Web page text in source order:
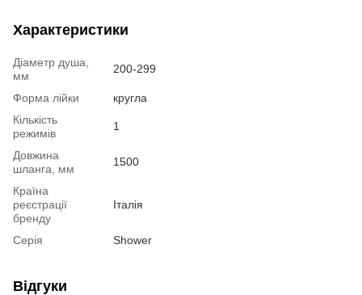
Характеристики
Діаметр душа,
мм
200-299
Форма лійки
кругла
Кількість
режимів
1
Довжина
шланга, мм
1500
Країна
реєстрації
бренду
Італія
Серія Shower
Відгуки